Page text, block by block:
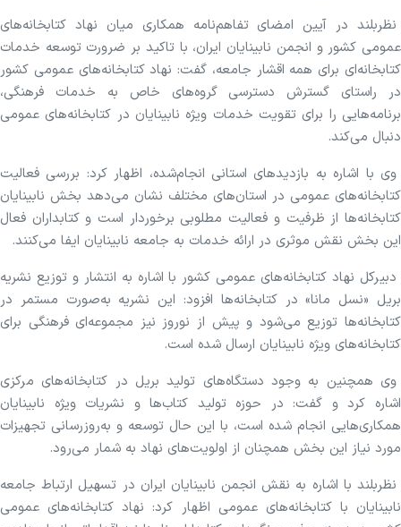
نظربلند در آیین امضای تفاهم‌نامه همکاری میان نهاد کتابخانه‌های
عمومی کشور و انجمن نابینایان ایران، با تاکید بر ضرورت توسعه خدمات
کتابخانه‌ای برای همه اقشار جامعه، گفت: نهاد کتابخانه‌های عمومی کشور
در راستای گسترش دسترسی گروه‌های خاص به خدمات فرهنگی،
برنامه‌هایی را برای تقویت خدمات ویژه نابینایان در کتابخانه‌های عمومی
دنبال می‌کند.
وی با اشاره به بازدیدهای استانی انجام‌شده، اظهار کرد: بررسی فعالیت
کتابخانه‌های عمومی در استان‌های مختلف نشان می‌دهد بخش نابینایان
کتابخانه‌ها از ظرفیت و فعالیت مطلوبی برخوردار است و کتابداران فعال
این بخش نقش موثری در ارائه خدمات به جامعه نابینایان ایفا می‌کنند.
دبیرکل نهاد کتابخانه‌های عمومی کشور با اشاره به انتشار و توزیع نشریه
بریل «نسل مانا» در کتابخانه‌ها افزود: این نشریه به‌صورت مستمر در
کتابخانه‌ها توزیع می‌شود و پیش از نوروز نیز مجموعه‌ای فرهنگی برای
کتابخانه‌های ویژه نابینایان ارسال شده است.
وی همچنین به وجود دستگاه‌های تولید بریل در کتابخانه‌های مرکزی
اشاره کرد و گفت: در حوزه تولید کتاب‌ها و نشریات ویژه نابینایان
همکاری‌هایی انجام شده است، با این حال توسعه و به‌روزرسانی تجهیزات
مورد نیاز این بخش همچنان از اولویت‌های نهاد به شمار می‌رود.
نظربلند با اشاره به نقش انجمن نابینایان ایران در تسهیل ارتباط جامعه
نابینایان با کتابخانه‌های عمومی اظهار کرد: نهاد کتابخانه‌های عمومی